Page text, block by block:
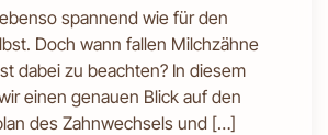
spannend wie für den
Doch wann fallen Milchzähne
dabei zu beachten? In diesem
einen genauen Blick auf den
des Zahnwechsels und […]